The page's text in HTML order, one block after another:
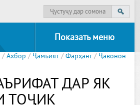
Показать меню
/Ахбор / Ҷамъият /Фарҳанг/ Ҷавонон
ДАР ЯК
ТОҶИК